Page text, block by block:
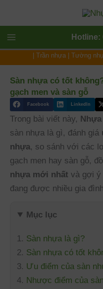
nội
dung
Main
Menu
Hotline:
| Trần nhựa | Tường
Sàn nhựa có tốt
gạch men và sàn gỗ
Facebook LinkedIn
Trong bài viết này,
sàn nhựa là gì, đánh giá
nhựa, so sánh với các
gạch men hay sàn gỗ,
nhựa mới nhất và gợi ý
đang được nhiều gia
Mục lục
Sàn nhựa là gì?
Sàn nhựa có tốt
Ưu điểm của sàn
Nhược điểm của